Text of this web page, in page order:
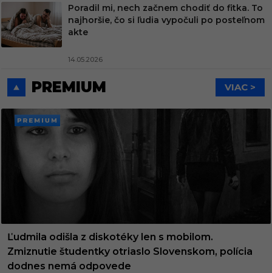
Poradil mi, nech začnem chodiť do fitka. To
najhoršie, čo si ľudia vypočuli po posteľnom
akte
14.05.2026
PREMIUM VIAC >
PREMI
Ľudmila odišla z diskotéky len s mobilom.
Zmiznutie študentky otriaslo Slovenskom, polícia
dodnes nemá odpovede